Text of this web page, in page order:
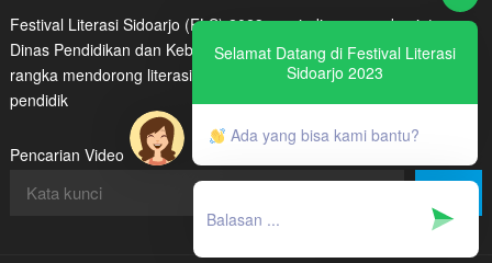
Festival Literasi Sidoarjo (FLS) 2023 menjadi program kegiatan
Dinas Pendidikan dan Kebudayaan Kabupaten Sidoarjo dalam
rangka mendorong literasi digital peserta didik maupun tenaga
pendidik
Pencarian Video
Selamat Datang di Festival Literasi
Sidoarjo 2023
Ada yang bisa kami bantu?